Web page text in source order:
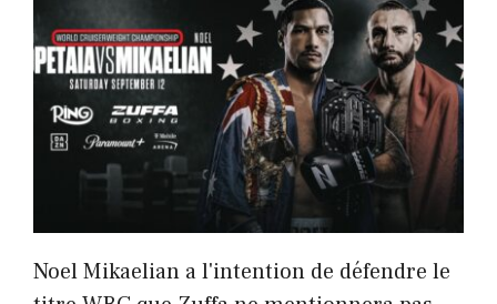
Noel Mikaelian a l'intention de défendre le